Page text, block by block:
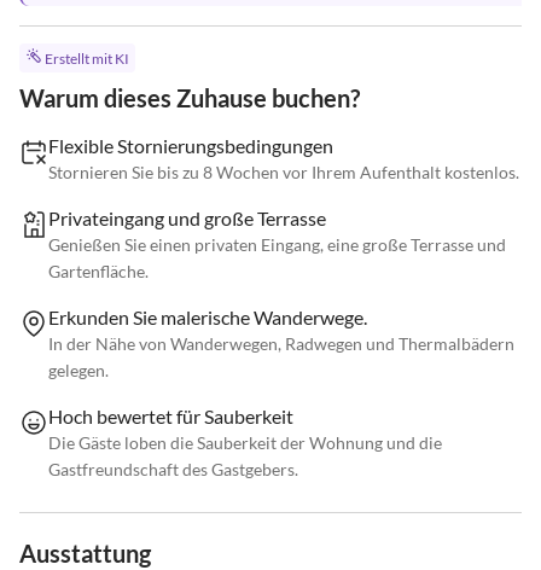
Erstellt mit KI
Warum dieses Zuhause buchen?
Flexible Stornierungsbedingungen
Stornieren Sie bis zu 8 Wochen vor Ihrem Aufenthalt kostenlos.
Privateingang und große Terrasse
Genießen Sie einen privaten Eingang, eine große Terrasse und
Gartenfläche.
Erkunden Sie malerische Wanderwege.
In der Nähe von Wanderwegen, Radwegen und Thermalbädern
gelegen.
Hoch bewertet für Sauberkeit
Die Gäste loben die Sauberkeit der Wohnung und die
Gastfreundschaft des Gastgebers.
Ausstattung